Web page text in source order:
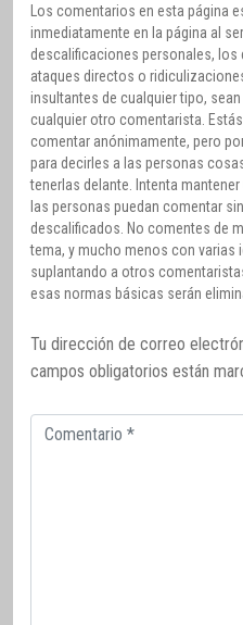
Los comentarios en esta página
inmediatamente en la página al
descalificaciones personales,
ataques directos o
insultantes de cualquier tipo,
cualquier otro comentarista.
comentar anónimamente, pero
para decirles a las personas
tenerlas delante. Intenta
las personas puedan comentar
descalificados. No comentes de
tema, y mucho menos con varias
suplantando a otros
esas normas básicas serán
Tu dirección de correo
campos obligatorios están
Comentario